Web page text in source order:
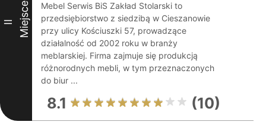
II Miejsce
Mebel Serwis BiS Zakład Stolarski to
przedsiębiorstwo z siedzibą w Cieszanowie
przy ulicy Kościuszki 57, prowadzące
działalność od 2002 roku w branży
meblarskiej. Firma zajmuje się produkcją
różnorodnych mebli, w tym przeznaczonych
do biur ...
8.1 (10)